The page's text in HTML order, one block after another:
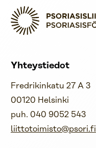
Yhteystiedot
Fredrikinkatu 27 A 3
00120 Helsinki
puh. 040 9052 543
liittotoimisto@psori.fi